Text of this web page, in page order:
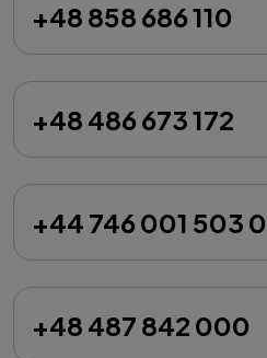
+48 858 686 110
+48 486 673 172
+44 746 001 503 0
+48 487 842 000